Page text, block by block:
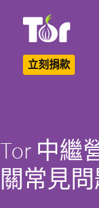
立刻捐款
Tor 中繼
關常見